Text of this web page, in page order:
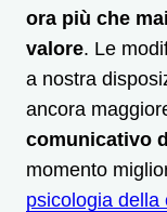
ora più che
valore. Le
a nostra
ancora
comunicativo
momento
psicologia della